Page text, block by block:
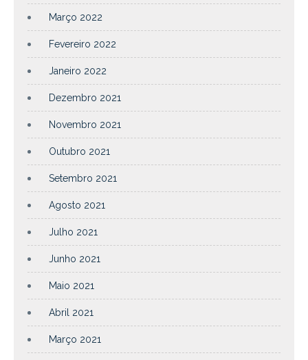
Março 2022
Fevereiro 2022
Janeiro 2022
Dezembro 2021
Novembro 2021
Outubro 2021
Setembro 2021
Agosto 2021
Julho 2021
Junho 2021
Maio 2021
Abril 2021
Março 2021